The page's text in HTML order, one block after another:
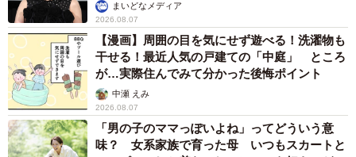
まいどなメディア
2026.08.07
【漫画】周囲の目を気にせず遊べる！洗濯物も
干せる！最近人気の戸建ての「中庭」 ところ
が…実際住んでみて分かった後悔ポイント
中瀬 えみ
2026.08.07
「男の子のママっぽいよね」ってどういう意
味？ 女系家族で育った母 いつもスカートと